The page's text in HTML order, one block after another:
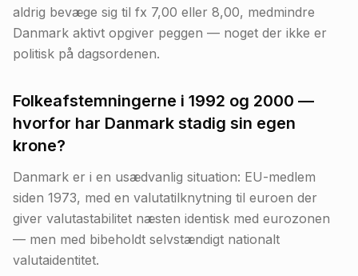
aldrig bevæge sig til fx 7,00 eller 8,00, medmindre
Danmark aktivt opgiver peggen — noget der ikke er
politisk på dagsordenen.
Folkeafstemningerne i 1992 og 2000 —
hvorfor har Danmark stadig sin egen
krone?
Danmark er i en usædvanlig situation: EU-medlem
siden 1973, med en valutatilknytning til euroen der
giver valutastabilitet næsten identisk med eurozonen
— men med bibeholdt selvstændigt nationalt
valutaidentitet.